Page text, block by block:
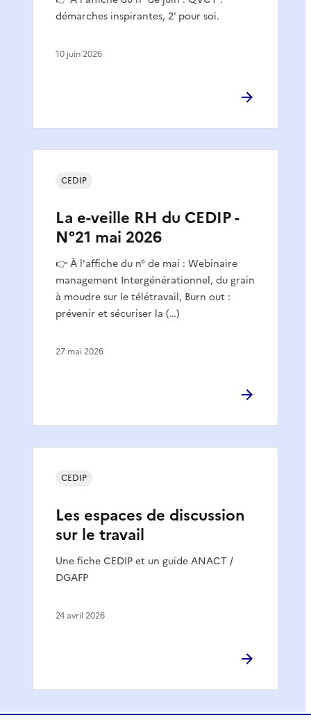
démarches inspirantes, 2' pour soi.
10 juin 2026
La e-veille RH du CEDIP -
N°21 mai 2026
👉 À l'affiche du n° de mai : Webinaire
management Intergénérationnel, du grain
à moudre sur le télétravail, Burn out :
prévenir et sécuriser la (…)
CEDIP
27 mai 2026
Les espaces de discussion
sur le travail
Une fiche CEDIP et un guide ANACT /
DGAFP
CEDIP
24 avril 2026